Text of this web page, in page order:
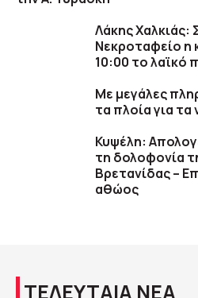
Λάκης Χαλκιάς:
Νεκροταφείο η
10:00 το λαϊκό
Με μεγάλες
τα πλοία για τα
Κυψέλη:
τη δολοφονία
Βρετανίδας –
αθώος
ΤΕΛΕΥΤΑΙΑ ΝΕΑ